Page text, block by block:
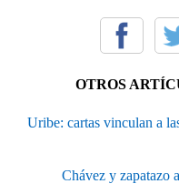
OTROS
Uribe: cartas vinculan a
Chávez y zapatazo